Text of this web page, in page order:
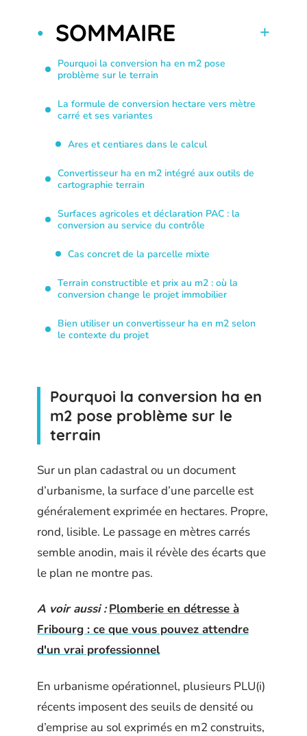
SOMMAIRE
Pourquoi la conversion ha en m2 pose
problème sur le terrain
La formule de conversion hectare vers mètre
carré et ses variantes
Ares et centiares dans le calcul
Convertisseur ha en m2 intégré aux outils de
cartographie terrain
Surfaces agricoles et déclaration PAC : la
conversion au service du contrôle
Cas concret de la parcelle mixte
Terrain constructible et prix au m2 : où la
conversion change le projet immobilier
Bien utiliser un convertisseur ha en m2 selon
le contexte du projet
Pourquoi la conversion ha en
m2 pose problème sur le
terrain
Sur un plan cadastral ou un document
d’urbanisme, la surface d’une parcelle est
généralement exprimée en hectares. Propre,
rond, lisible. Le passage en mètres carrés
semble anodin, mais il révèle des écarts que
le plan ne montre pas.
A voir aussi : Plomberie en détresse à
Fribourg : ce que vous pouvez attendre
d'un vrai professionnel
En urbanisme opérationnel, plusieurs PLU(i)
récents imposent des seuils de densité ou
d’emprise au sol exprimés en m2 construits,